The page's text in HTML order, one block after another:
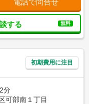
電話で問合せ
する 無料
初期費用に注目
分
可部南１丁目